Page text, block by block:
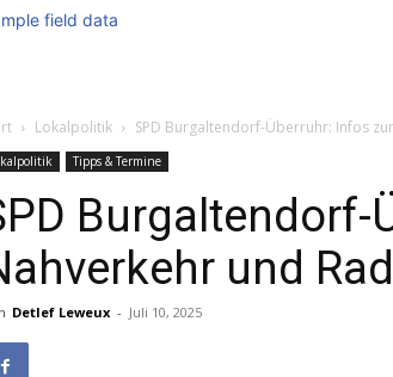
field data
Lokalpolitik SPD Burgaltendorf-Überruhr: Infos
Tipps & Termine
Burgaltendorf-
und
Detlef Leweux - Juli 10, 2025